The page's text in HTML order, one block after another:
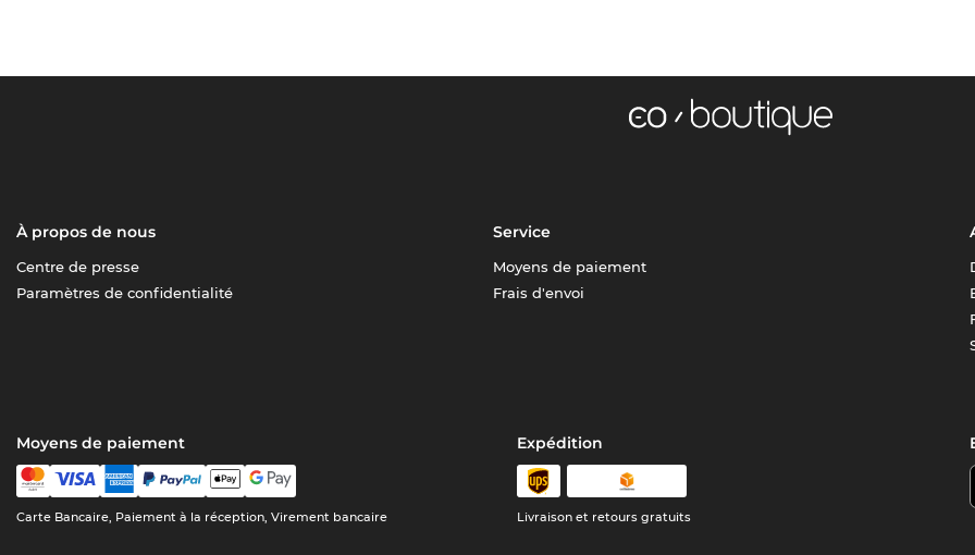
À propos de nous
Centre de presse
Paramètres de confidentialité
Service
Moyens de paiement
Frais d'envoi
Moyens de paiement
Carte Bancaire, Paiement à la réception, Virement bancaire
Expédition
Livraison et retours gratuits